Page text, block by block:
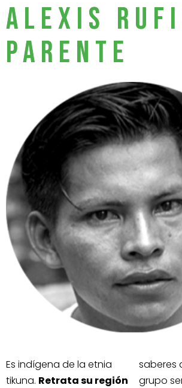
ALEXIS
PARENTE
Es indígena de la etnia
tikuna. Retrata su región
saberes
grupo